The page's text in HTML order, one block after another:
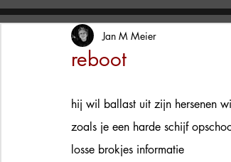
reboot
Jan M Meier
hij wil ballast uit zijn hersenen
zoals je een harde schijf
losse brokjes informatie